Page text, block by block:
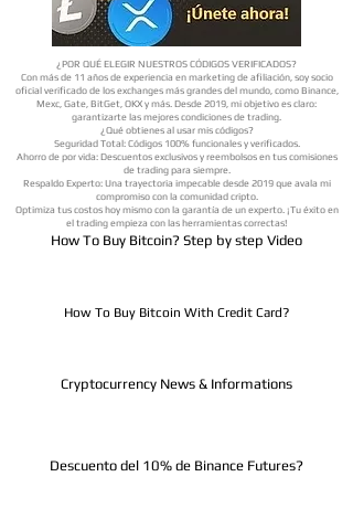
How To Buy Bitcoin? Step by step Video
How To Buy Bitcoin With Credit Card?
Cryptocurrency News & Informations
Descuento del 10% de Binance Futures?
¿POR QUÉ ELEGIR NUESTROS CÓDIGOS VERIFICADOS?
Con más de 11 años de experiencia en marketing de afiliación, soy socio
oficial verificado de los exchanges más grandes del mundo, como Binance,
Mexc, Gate, BitGet, OKX y más. Desde 2019, mi objetivo es claro:
garantizarte las mejores condiciones de trading.
¿Qué obtienes al usar mis códigos?
Seguridad Total: Códigos 100% funcionales y verificados.
Ahorro de por vida: Descuentos exclusivos y reembolsos en tus comisiones
de trading para siempre.
Respaldo Experto: Una trayectoria impecable desde 2019 que avala mi
compromiso con la comunidad cripto.
Optimiza tus costos hoy mismo con la garantía de un experto. ¡Tu éxito en
el trading empieza con las herramientas correctas!